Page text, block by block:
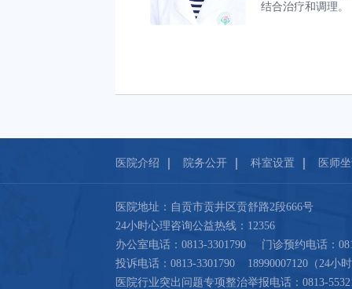
结合治疗和调理。
医院介绍 院务公开 科室设置 医师
医院地址：自贡市贡井区贡舒路2段666号
24小时心理咨询公益热线：12356
办公室电话：0813-3301790 门诊预约电话：
投诉电话：0813-3301790 18990007120（24小
医院行业突出问题专项整治举报电话：0813-